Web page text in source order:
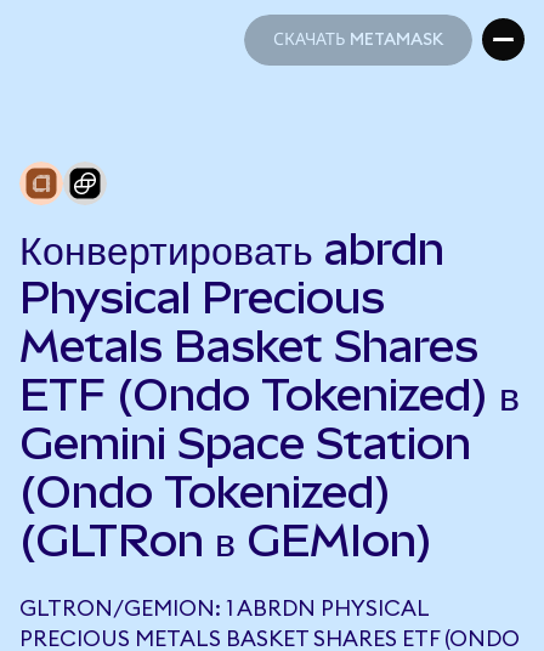
СКАЧАТЬ METAMASK
Конвертировать abrdn
Physical Precious
Metals Basket Shares
ETF (Ondo Tokenized) в
Gemini Space Station
(Ondo Tokenized)
(GLTRon в GEMIon)
GLTRON/GEMION: 1 ABRDN PHYSICAL
PRECIOUS METALS BASKET SHARES ETF (ONDO